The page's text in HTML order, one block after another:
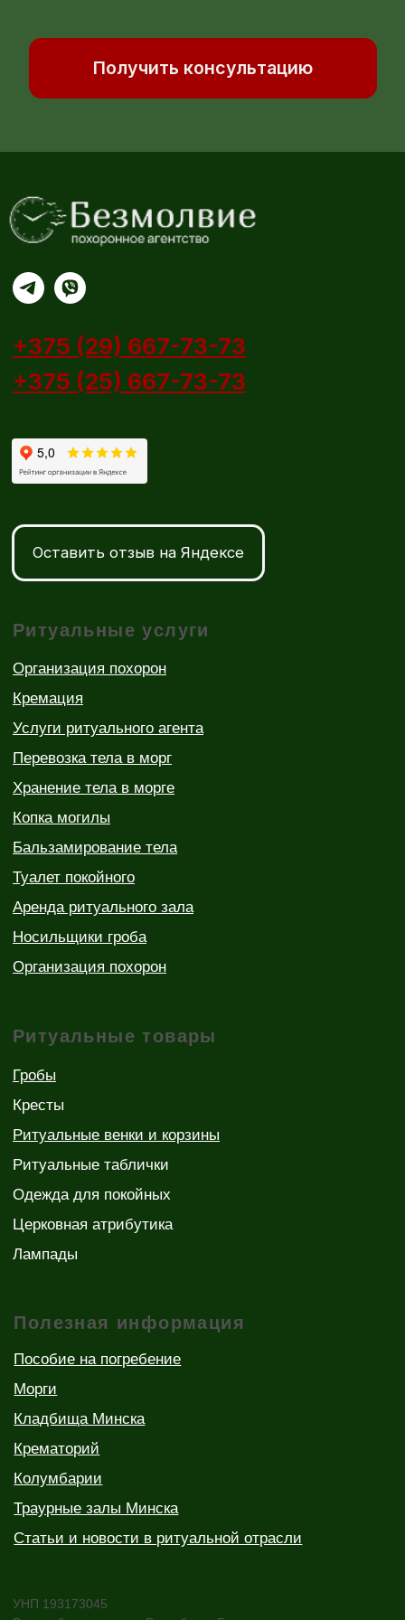
Кремация
Перевозка тела в морг
Хранение тела в морге
Носильщики гроба
Организация похорон
Ритуальные товары
Гробы
Ритуальные венки и корзины
Ритуальные таблички
Одежда для покойных
Полезная информация
Морги
Кладбища Минска
Крематорий
Статьи и новости в ритуальной отрасли
Разработка сайта SOVA
Реестр бытовых услуг Республики Беларусь
№000000080331 от 12.04.2019 г.
© 2019-2026 Все права защищены
погребение 3 104,10
+375 (29) 667-73-73